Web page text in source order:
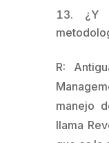
¿Y
R:
manejo
llama